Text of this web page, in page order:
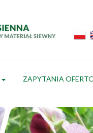
ZAPYTANIA